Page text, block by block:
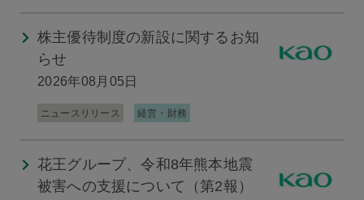
株主優待制度の新設に関するお知
らせ
2026年08月05日
ニュースリリース 経営・財務
花王グループ、令和8年熊本地震
被害への支援について（第2報）